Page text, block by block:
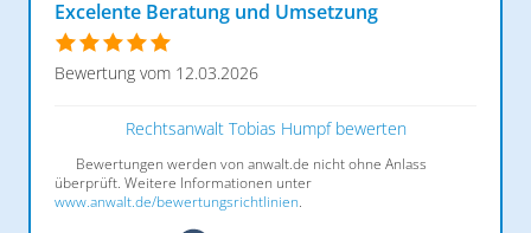
Excelente Beratung und Umsetzung
Bewertung vom 12.03.2026
Rechtsanwalt Tobias Humpf bewerten
Bewertungen werden von anwalt.de nicht ohne Anlass
überprüft. Weitere Informationen unter
www.anwalt.de/bewertungsrichtlinien.